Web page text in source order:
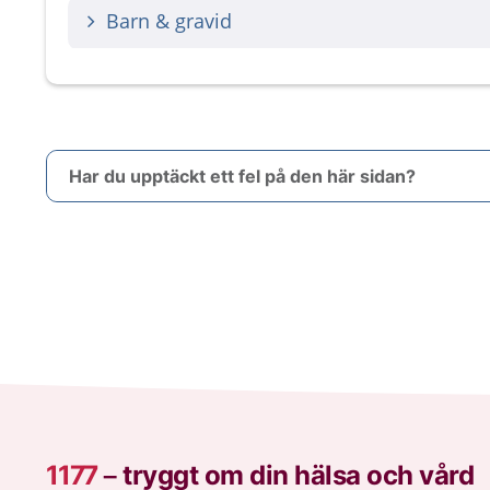
Barn & gravid
Har du upptäckt ett fel på den här sidan?
1177–tryggt om din hälsa och vård